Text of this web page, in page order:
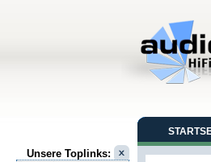
Unsere Toplinks: